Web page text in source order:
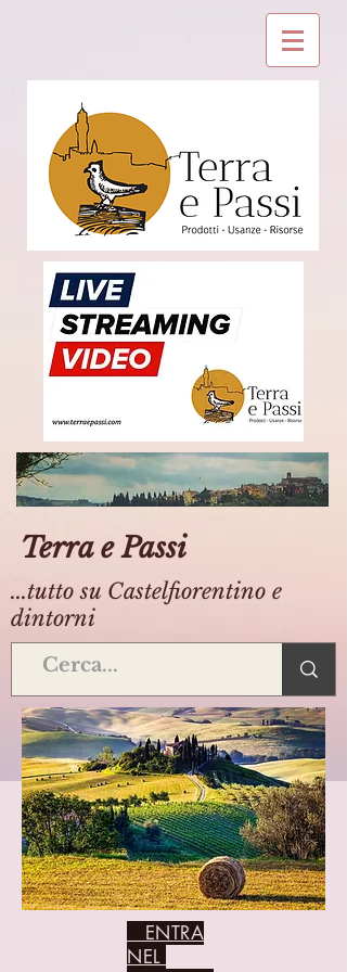
Terra e Passi
...tutto su Castelfiorentino e
dintorni
ENTRA
NEL